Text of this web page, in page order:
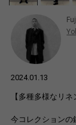
2024.01.13
【多種多様なリネ
今コレクションの